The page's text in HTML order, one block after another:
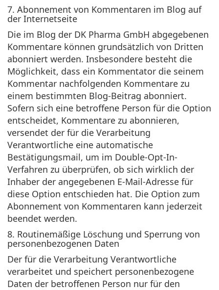
7. Abonnement von Kommentaren im Blog auf
der Internetseite
Die im Blog der DK Pharma GmbH abgegebenen
Kommentare können grundsätzlich von Dritten
abonniert werden. Insbesondere besteht die
Möglichkeit, dass ein Kommentator die seinem
Kommentar nachfolgenden Kommentare zu
einem bestimmten Blog-Beitrag abonniert.
Sofern sich eine betroffene Person für die Option
entscheidet, Kommentare zu abonnieren,
versendet der für die Verarbeitung
Verantwortliche eine automatische
Bestätigungsmail, um im Double-Opt-In-
Verfahren zu überprüfen, ob sich wirklich der
Inhaber der angegebenen E-Mail-Adresse für
diese Option entschieden hat. Die Option zum
Abonnement von Kommentaren kann jederzeit
beendet werden.
8. Routinemäßige Löschung und Sperrung von
personenbezogenen Daten
Der für die Verarbeitung Verantwortliche
verarbeitet und speichert personenbezogene
Daten der betroffenen Person nur für den